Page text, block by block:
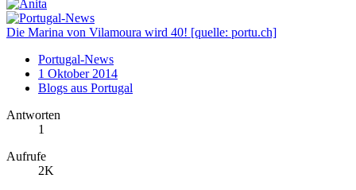
Die Marina von Vilamoura wird 40! [quelle: portu.ch]
Portugal-News
1 Oktober 2014
Blogs aus Portugal
Antworten
1
Aufrufe
2K